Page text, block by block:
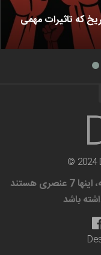
که تاثیرات مهمی
© 2024
به گفته متخصصان تغذیه، اینها 7 عنصری هستند
باشد